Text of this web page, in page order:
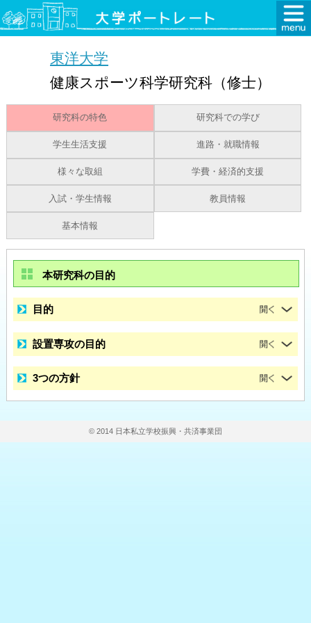
東洋大学
健康スポーツ科学研究科（修士）
研究科の特色 研究科での学び
学生生活支援 進路・就職情報
様々な取組 学費・経済的支援
入試・学生情報 教員情報
基本情報
本研究科の目的
目的
設置専攻の目的
3つの方針
© 2014 日本私立学校振興・共済事業団